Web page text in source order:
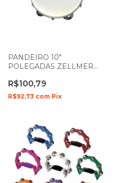
PANDEIRO 10"
POLEGADAS ZELLMER
LEITOSA PRETO
R$100,79
R$92,73 com Pix